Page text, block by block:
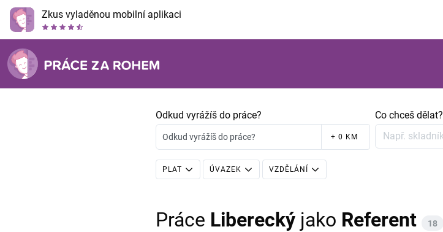
Zkus vyladěnou mobilní aplikaci
Odkud vyrážíš do práce?
Odkud vyrážíš do práce? + 0 KM
Co chceš dělat?
PLAT ÚVAZEK VZDĚLÁNÍ
Práce Liberecký jako Referent 18